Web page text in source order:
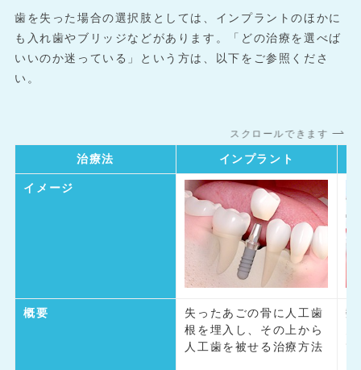
歯を失った場合の選択肢としては、インプラントのほかに
も入れ歯やブリッジなどがあります。「どの治療を選べば
いいのか迷っている」という方は、以下をご参照くださ
い。
スクロールできます
治療法 インプラント
イメージ
概要
失ったあごの骨に人工歯
根を埋入し、その上から
人工歯を被せる治療方法
数